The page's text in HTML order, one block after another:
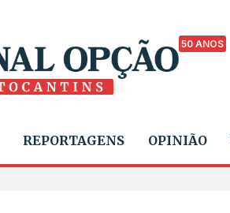
50 ANOS
REPORTAGENS OPINIÃO